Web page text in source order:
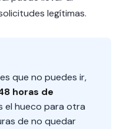
legítimas.
que no puedes ir,
horas de
el hueco para otra
de no quedar